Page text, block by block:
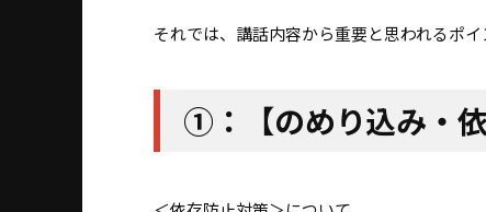
それでは、講話内容から重要と思われるポイ
①：【のめり込み・依